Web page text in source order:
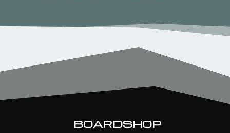
BOARDSHOP